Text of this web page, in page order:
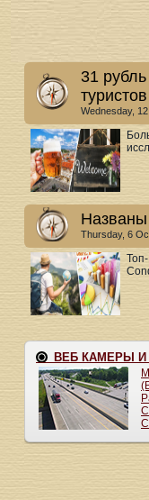
31
туристов
Wednesday,
Thursday, 6